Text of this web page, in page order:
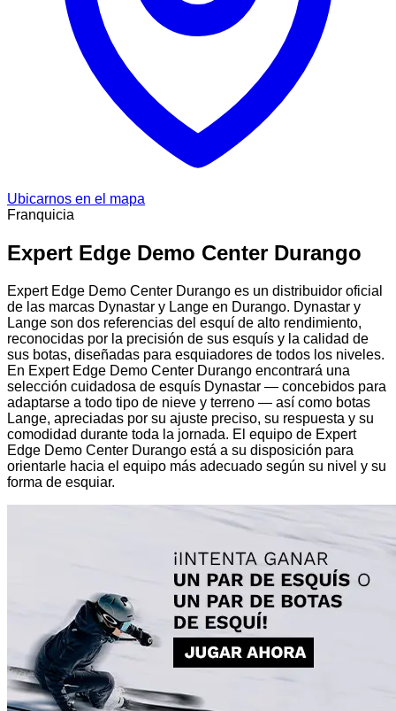
Ubicarnos en el mapa
Franquicia
Expert Edge Demo Center Durango
Expert Edge Demo Center Durango es un distribuidor oficial
de las marcas Dynastar y Lange en Durango. Dynastar y
Lange son dos referencias del esquí de alto rendimiento,
reconocidas por la precisión de sus esquís y la calidad de
sus botas, diseñadas para esquiadores de todos los niveles.
En Expert Edge Demo Center Durango encontrará una
selección cuidadosa de esquís Dynastar — concebidos para
adaptarse a todo tipo de nieve y terreno — así como botas
Lange, apreciadas por su ajuste preciso, su respuesta y su
comodidad durante toda la jornada. El equipo de Expert
Edge Demo Center Durango está a su disposición para
orientarle hacia el equipo más adecuado según su nivel y su
forma de esquiar.